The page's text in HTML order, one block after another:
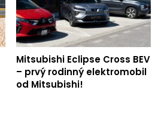
Mitsubishi Eclipse Cross BEV
– prvý rodinný elektromobil
od Mitsubishi!